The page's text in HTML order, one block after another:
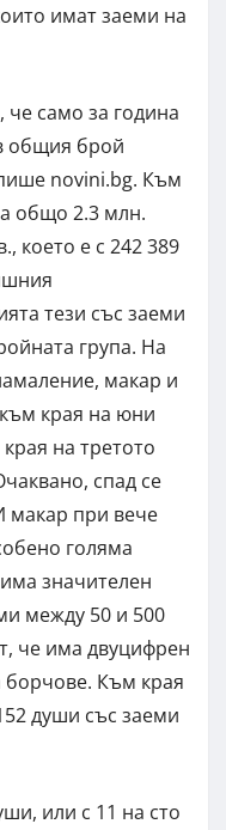
имат заеми на
само за година
общия брой
novini.bg. Към
общо 2.3 млн.
което е с 242 389
тези със заеми
група. На
макар и
края на юни
на третото
спад се
макар при вече
голяма
значителен
между 50 и 500
че има двуцифрен
борчове. Към края
души със заеми
или с 11 на сто